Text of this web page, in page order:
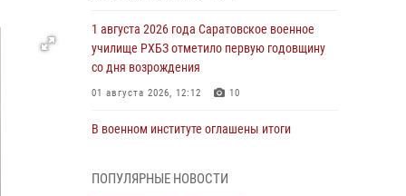
1 августа 2026 года Саратовское военное
училище РХБЗ отметило первую годовщину
со дня возрождения
01 августа 2026, 12:12 10
В военном институте оглашены итоги
31 июля 2026, 12:08 5
ПОПУЛЯРНЫЕ НОВОСТИ